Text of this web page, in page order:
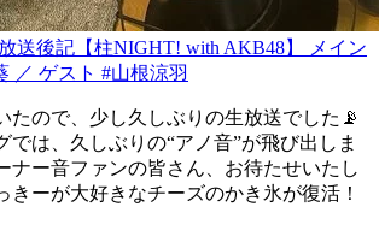
送後記【柱NIGHT! with AKB48】 メイン
／ ゲスト #山根涼羽
たので、少し久しぶりの生放送でした📡
では、久しぶりの“アノ音”が飛び出しま
ナー音ファンの皆さん、お待たせいたし
きーが大好きなチーズのかき氷が復活！